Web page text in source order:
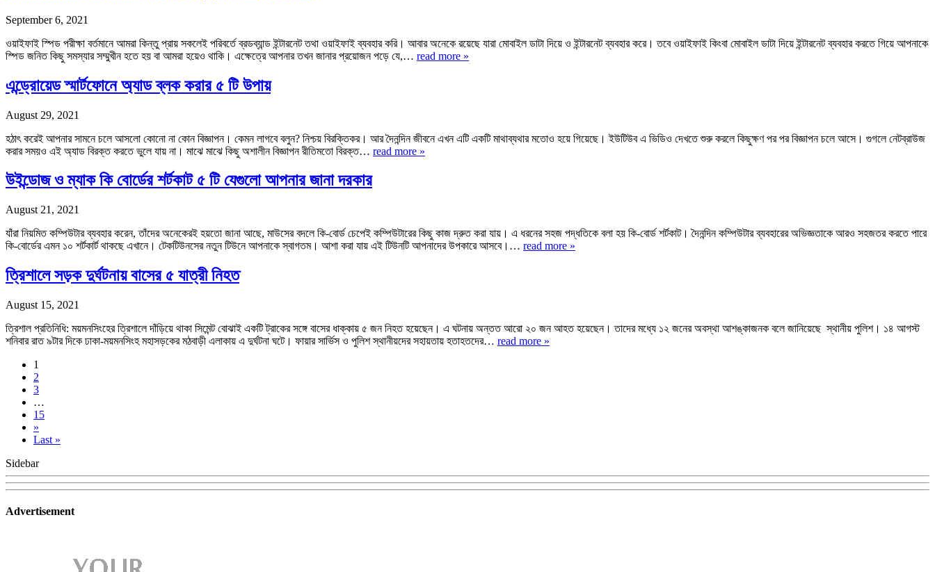
September 6, 2021
ওয়াইফাই স্পিড পরীক্ষা বর্তমানে আমরা কিন্তু প্রায় সকলেই পরিবর্তে ব্রডব্যান্ড ইন্টারনেট তথা ওয়াইফাই ব্যবহার করি। আবার অনেকে রয়েছে যারা মোবাইল ডাটা দিয়ে ও ইন্টারনেট ব্যবহার করে। তবে ওয়াইফাই কিংবা মোবাইল ডাটা দিয়ে ইন্টারনেট ব্যবহার করতে গিয়ে আপনাকে
স্পিড জনিত কিছু সমস্যার সম্মুখীন হতে হয় বা আমরা হয়েও থাকি। এক্ষেত্রে আপনার তখন জানার প্রয়োজন পড়ে যে,… read more »
এন্ড্রোয়েড স্মার্টফোনে অ্যাড ব্লক করার ৫ টি উপায়
August 29, 2021
হঠাৎ করেই আপনার সামনে চলে আসলো কোনো না কোন বিজ্ঞাপন। কেমন লাগবে বলুন? নিশ্চয় বিরক্তিকর। আর দৈনন্দিন জীবনে এখন এটি একটি মাথাব্যথার মতোও হয়ে গিয়েছে। ইউটিউব এ ভিডিও দেখতে শুরু করলে কিছুক্ষণ পর পর বিজ্ঞাপন চলে আসে। গুগলে নেটব্রাউজ
করার সময়ও এই অ্যাড বিরক্ত করতে ভুলে যায় না। মাঝে মাঝে কিছু অশালীন বিজ্ঞাপন রীতিমতো বিরক্ত… read more »
উইন্ডোজ ও ম্যাক কি বোর্ডের শর্টকাট ৫ টি যেগুলো আপনার জানা দরকার
August 21, 2021
যাঁরা নিয়মিত কম্পিউটার ব্যবহার করেন, তাঁদের অনেকেরই হয়তো জানা আছে, মাউসের বদলে কি-বোর্ড চেপেই কম্পিউটারের কিছু কাজ দ্রুত করা যায়। এ ধরনের সহজ পদ্ধতিকে বলা হয় কি-বোর্ড শর্টকাট। দৈনন্দিন কম্পিউটার ব্যবহারের অভিজ্ঞতাকে আরও সহজতর করতে পারে
কি-বোর্ডের এমন ১০ শর্টকার্ট থাকছে এখানে। টেকটিউনসের নতুন টিউনে আপনাকে স্বাগতম। আশা করা যায় এই টিউনটি আপনাদের উপকারে আসবে।… read more »
ত্রিশালে সড়ক দুর্ঘটনায় বাসের ৫ যাত্রী নিহত
August 15, 2021
ত্রিশাল প্রতিনিধি: ময়মনসিংহের ত্রিশালে দাঁড়িয়ে থাকা সিমেন্ট বোঝাই একটি ট্রাকের সঙ্গে বাসের ধাক্কায় ৫ জন নিহত হয়েছেন। এ ঘটনায় অন্তত আরো ২০ জন আহত হয়েছেন। তাদের মধ্যে ১২ জনের অবস্থা আশঙ্কাজনক বলে জানিয়েছে স্থানীয় পুলিশ। ১৪ আগস্ট
শনিবার রাত ৯টার দিকে ঢাকা-ময়মনসিংহ মহাসড়কের মঠবাড়ী এলাকায় এ দুর্ঘটনা ঘটে। ফায়ার সার্ভিস ও পুলিশ স্থানীয়দের সহায়তায় হতাহতদের… read more »
1
2
3
…
15
»
Last »
Sidebar
Advertisement